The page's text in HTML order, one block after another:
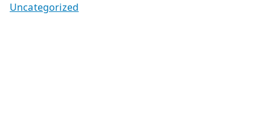
Uncategorized